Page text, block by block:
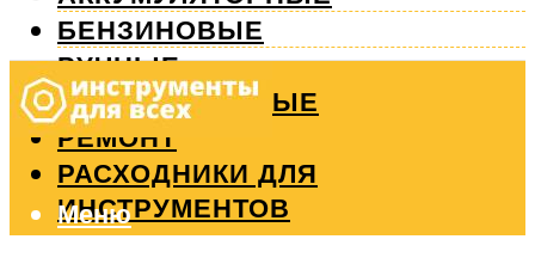
БЕНЗИНОВЫЕ
РУЧНЫЕ
ИЗМЕРИТЕЛЬНЫЕ
РЕМОНТ
РАСХОДНИКИ ДЛЯ
ИНСТРУМЕНТОВ
Меню